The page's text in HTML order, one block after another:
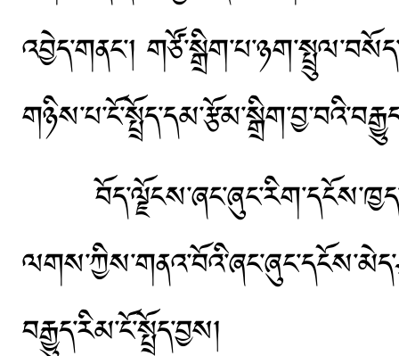
འབྱེད་གནང་།
བརྒྱུད་རིམ་ངོ་སྤྲོད་བྱས།